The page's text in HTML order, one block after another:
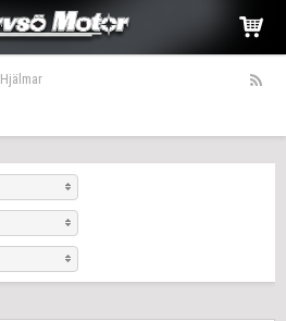
Hjälmar